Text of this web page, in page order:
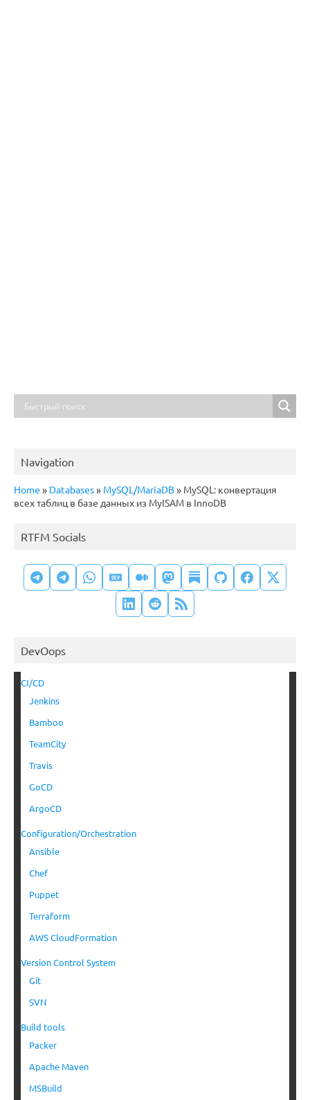
Navigation
Home » Databases» MySQL/MariaDB» MySQL: конвертация
всех таблиц в базе данных из MyISAM в InnoDB
RTFM Socials
DevOops
CI/CD
Jenkins
Bamboo
TeamCity
Travis
GoCD
ArgoCD
Configuration/Orchestration
Ansible
Chef
Puppet
Terraform
AWS CloudFormation
Version Control System
Git
SVN
Build tools
Packer
Apache Maven
MSBuild